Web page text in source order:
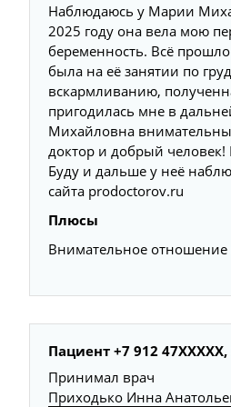
Наблюдаюсь у Марии
2025 году она вела мою
беременность. Всё
была на её занятии по
вскармливанию,
пригодилась мне в
Михайловна
доктор и добрый человек!
Буду и дальше у неё
сайта prodoctorov.ru
Плюсы
Внимательное отношение
Пациент +7 912 47XXXXX,
Принимал врач
Приходько Инна